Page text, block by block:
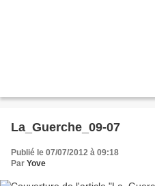
La_Guerche_09-07
Publié le 07/07/2012 à 09:18
Par Yove